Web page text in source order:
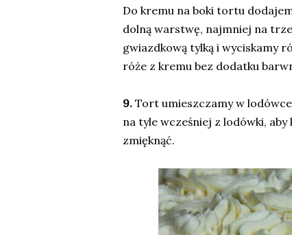
Do kremu na boki tortu
dolną warstwę, najmniej na
gwiazdkową tylką i wyciskamy
róże z kremu bez dodatku
9.Tort umieszczamy w
na tyle wcześniej z lodówki, aby
zmięknąć.